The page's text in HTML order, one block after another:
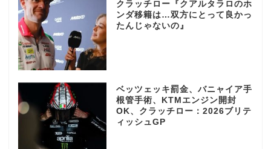
クラッチロー『クアルタラロのホ
ンダ移籍は…双方にとって良かっ
たんじゃないの』
ベッツェッキ罰金、バニャイア手
根管手術、KTMエンジン開封
OK、クラッチロー：2026ブリテ
ィッシュGP